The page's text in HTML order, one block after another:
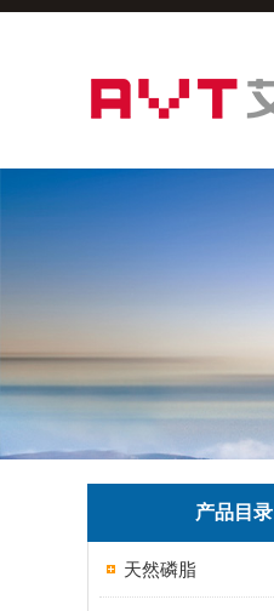
产品目录
天然磷脂